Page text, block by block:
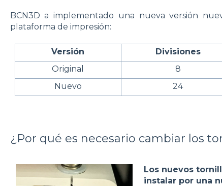
BCN3D a implementado una nueva versión
plataforma de impresión:
Versión Divisiones
Original
8
Nuevo
24
¿Por qué es necesario cambiar los
Los nuevos
instalar por una